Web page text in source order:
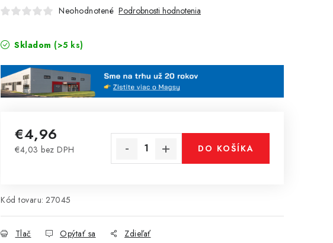
Neohodnotené Podrobnosti hodnotenia
Skladom (>5 ks)
€4,96
€4,03 bez DPH DO KOŠÍKA
Kód tovaru: 27045
Tlač Opýtať sa Zdieľať